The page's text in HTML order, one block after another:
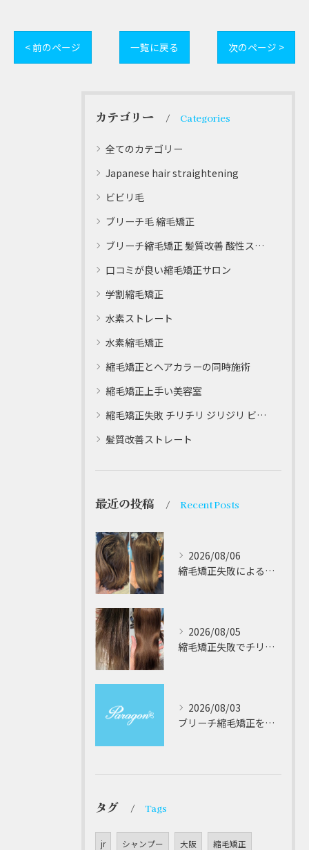
< 前のページ 一覧に戻る 次のページ >
カテゴリー Categories
全てのカテゴリー
Japanese hair straightening
ビビリ毛
ブリーチ毛 縮毛矯正
ブリーチ縮毛矯正 髪質改善 酸性ストレート
口コミが良い縮毛矯正サロン
学割縮毛矯正
水素ストレート
水素縮毛矯正
縮毛矯正とヘアカラーの同時施術
縮毛矯正上手い美容室
縮毛矯正失敗 チリチリ ジリジリ ビビり直し専門
髪質改善ストレート
最近の投稿 Recent Posts
2026/08/06
縮毛矯正失敗によるチリチリやジリジリ髪のビビり直し専門が解説する本当に効く修復策
2026/08/05
縮毛矯正失敗でチリチリジリジリの髪をビビり直し専門が丁寧に修復する方法解説
2026/08/03
ブリーチ縮毛矯正を安全に受けるための大阪府対応サロン選びと髪質改善のポイント
タグ Tags
jr シャンプー 大阪 縮毛矯正